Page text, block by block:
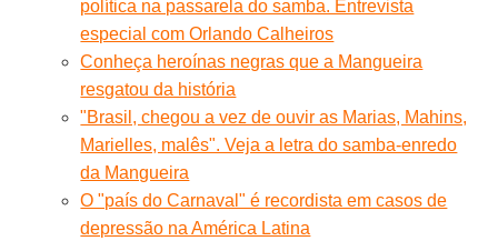
política na passarela do samba. Entrevista
especial com Orlando Calheiros
Conheça heroínas negras que a Mangueira
resgatou da história
"Brasil, chegou a vez de ouvir as Marias, Mahins,
Marielles, malês". Veja a letra do samba-enredo
da Mangueira
O "país do Carnaval" é recordista em casos de
depressão na América Latina